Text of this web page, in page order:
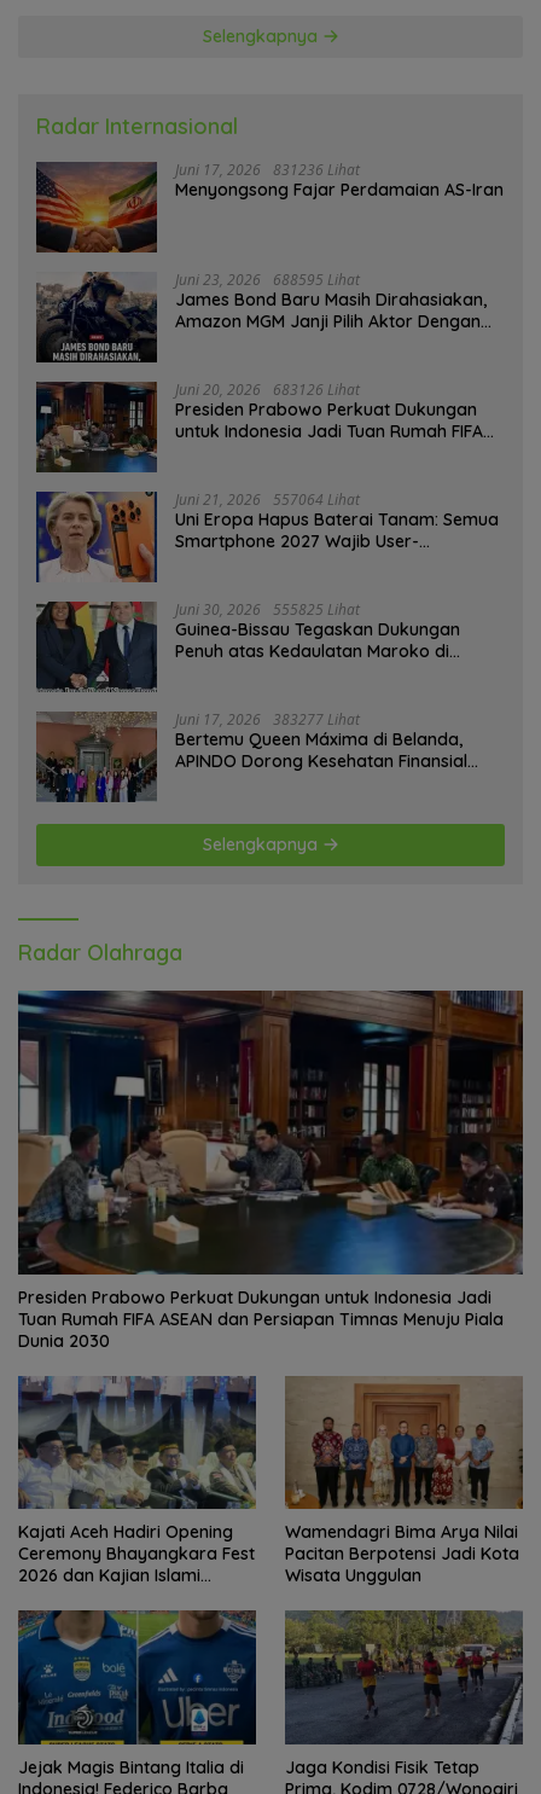
Selengkapnya
Radar Internasional
Juni 17, 2026 831236 Lihat
Menyongsong Fajar Perdamaian AS-Iran
Juni 23, 2026 688595 Lihat
James Bond Baru Masih Dirahasiakan,
Amazon MGM Janji Pilih Aktor Dengan
Juni 20, 2026 683126 Lihat
Presiden Prabowo Perkuat Dukungan
untuk Indonesia Jadi Tuan Rumah FIFA
Juni 21, 2026 557064 Lihat
Uni Eropa Hapus Baterai Tanam: Semua
Smartphone 2027 Wajib User-
Juni 30, 2026 555825 Lihat
Guinea-Bissau Tegaskan Dukungan
Penuh atas Kedaulatan Maroko di
Juni 17, 2026 383277 Lihat
Bertemu Queen Máxima di Belanda,
APINDO Dorong Kesehatan Finansial
Selengkapnya
Radar Olahraga
Presiden Prabowo Perkuat Dukungan untuk Indonesia Jadi
Tuan Rumah FIFA ASEAN dan Persiapan Timnas Menuju Piala
Dunia 2030
Kajati Aceh Hadiri Opening
Ceremony Bhayangkara Fest
2026 dan Kajian Islami
Adi Hidayat
Wamendagri Bima Arya Nilai
Pacitan Berpotensi Jadi Kota
Wisata Unggulan
Jejak Magis Bintang Italia di
Indonesia! Federico Barba
Jaga Kondisi Fisik Tetap
Prima, Kodim 0728/Wonogiri